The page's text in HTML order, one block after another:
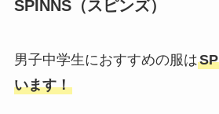
SPINNS（スピンズ）
男子中学生におすすめの服は
います！